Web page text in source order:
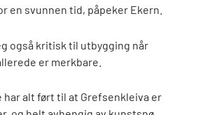
en svunnen tid, påpeker Ekern.
også kritisk til utbygging når
er merkbare.
har alt ført til at Grefsenkleiva er